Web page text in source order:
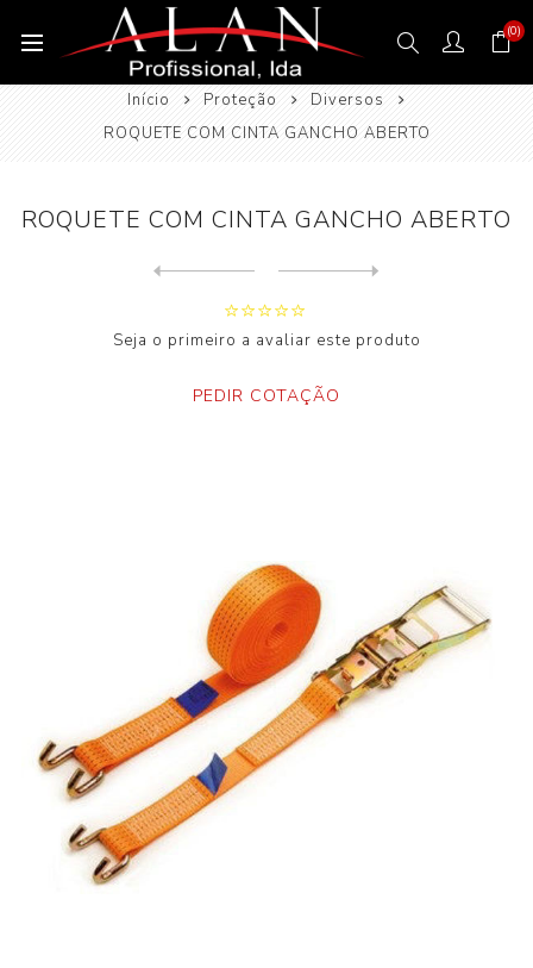
(0)
Início Proteção
Diversos
ROQUETE COM CINTA GANCHO ABERTO
ROQUETE COM CINTA GANCHO ABERTO
Seja o primeiro a avaliar este produto
PEDIR COTAÇÃO